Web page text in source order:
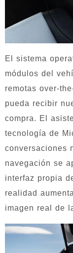
El sistema
módulos del
remotas over-
pueda recibir
compra. El
tecnología de
conversaciones
navegación se
interfaz propia
realidad
imagen real de